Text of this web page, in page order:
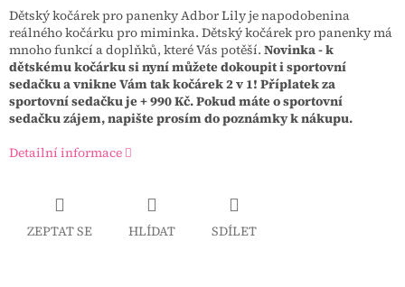
Dětský kočárek pro panenky Adbor Lily je napodobenina
reálného kočárku pro miminka. Dětský kočárek pro panenky má
mnoho funkcí a doplňků, které Vás potěší. Novinka - k
dětskému kočárku si nyní můžete dokoupit i sportovní
sedačku a vnikne Vám tak kočárek 2 v 1! Příplatek za
sportovní sedačku je + 990 Kč. Pokud máte o sportovní
sedačku zájem, napište prosím do poznámky k nákupu.
Detailní informace
ZEPTAT SE HLÍDAT SDÍLET